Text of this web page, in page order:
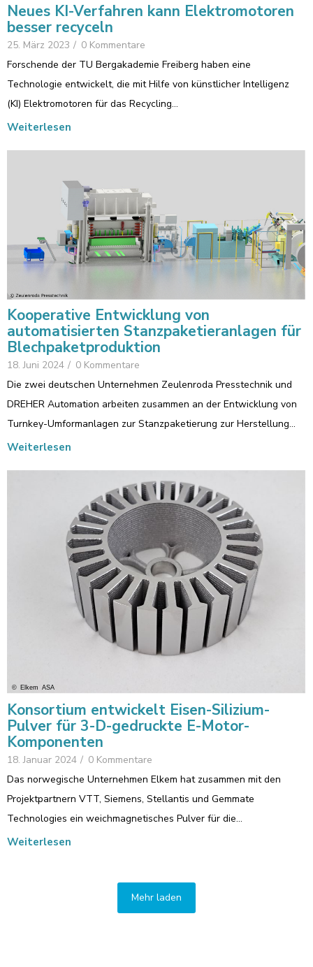
Neues KI-Verfahren kann Elektromotoren
besser recyceln
25. März 2023 / 0 Kommentare
Forschende der TU Bergakademie Freiberg haben eine
Technologie entwickelt, die mit Hilfe von künstlicher Intelligenz
(KI) Elektromotoren für das Recycling…
Weiterlesen
Kooperative Entwicklung von
automatisierten Stanzpaketieranlagen für
Blechpaketproduktion
18. Juni 2024 / 0 Kommentare
Die zwei deutschen Unternehmen Zeulenroda Presstechnik und
DREHER Automation arbeiten zusammen an der Entwicklung von
Turnkey-Umformanlagen zur Stanzpaketierung zur Herstellung…
Weiterlesen
Konsortium entwickelt Eisen-Silizium-
Pulver für 3-D-gedruckte E-Motor-
Komponenten
18. Januar 2024 / 0 Kommentare
Das norwegische Unternehmen Elkem hat zusammen mit den
Projektpartnern VTT, Siemens, Stellantis und Gemmate
Technologies ein weichmagnetisches Pulver für die…
Weiterlesen
Mehr laden